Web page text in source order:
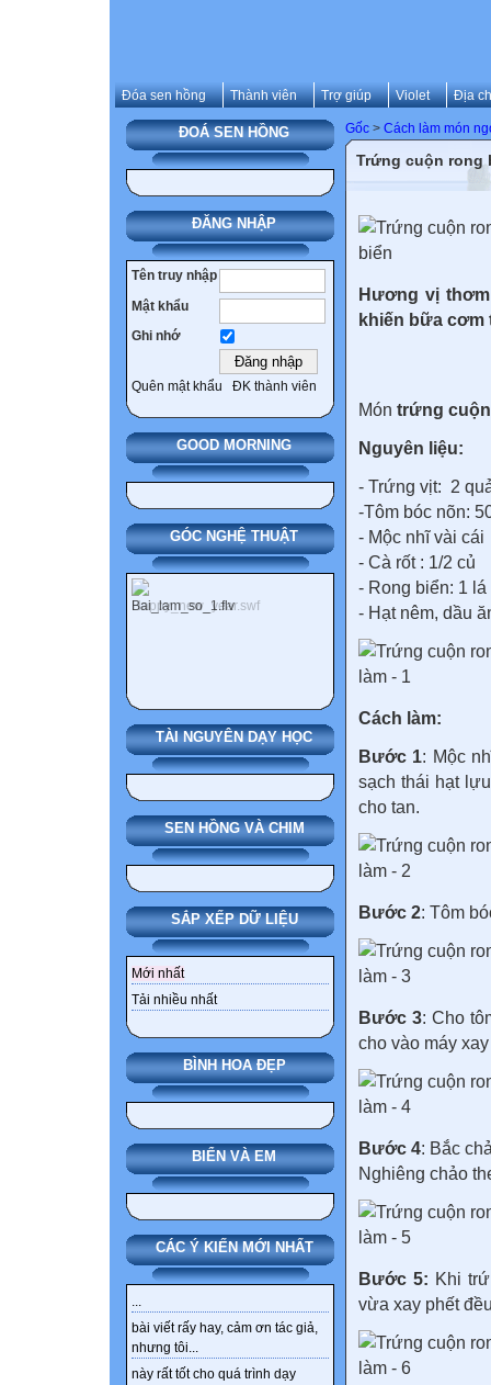
Đóa sen hồng Thành viên Trợ giúp Violet Địa
ĐOÁ SEN HỒNG
ĐĂNG NHẬP
Tên truy nhập
Mật khẩu
Ghi nhớ
Quên mật khẩu ĐK thành viên
GOOD MORNING
GÓC NGHỆ THUẬT
TÀI NGUYÊN DẠY HỌC
SEN HỒNG VÀ CHIM
SẮP XẾP DỮ LIỆU
Mới nhất
Tải nhiều nhất
BÌNH HOA ĐẸP
BIỂN VÀ EM
CÁC Ý KIẾN MỚI NHẤT
...
bài viết rấy hay, cảm ơn tác giả,
nhưng tôi...
này rất tốt cho quá trình dạy
Gốc > Cách làm món
Trứng cuộn rong
Hương vị
khiến bữa cơm
Món trứng
Nguyên liệu:
- Trứng vịt: 2
-Tôm bóc nõn:
- Mộc nhĩ vài cái
- Cà rốt : 1/2 củ
- Rong biển: 1 lá
- Hạt nêm, dầu
Cách làm:
Bước 1: Mộc
sạch thái hạt
cho tan.
Bước 2: Tôm
Bước 3: Cho
cho vào máy
Bước 4: Bắc
Nghiêng chảo
Bước 5: Khi
vừa xay phết